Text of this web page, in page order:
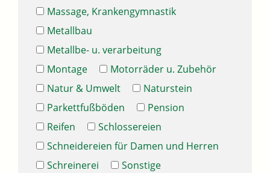
Massage, Krankengymnastik
Metallbau
Metallbe- u. verarbeitung
Montage
Motorräder u. Zubehör
Natur & Umwelt
Naturstein
Parkettfußböden
Pension
Reifen
Schlossereien
Schneidereien für Damen und Herren
Schreinerei
Sonstige